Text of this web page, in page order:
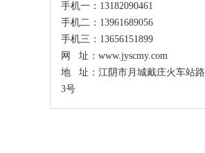
手机一：13182090461
手机二：13961689056
手机三：13656151899
网 址：www.jyscmy.com
地 址：江阴市月城戴庄火车站路
3号